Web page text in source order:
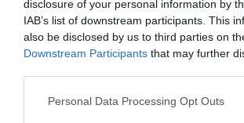
disclosure of your personal information by
IAB’s list of downstream participants. This
also be disclosed by us to third parties on
Downstream Participants that may further
Personal Data Processing Opt Outs
Actuaciones financiables